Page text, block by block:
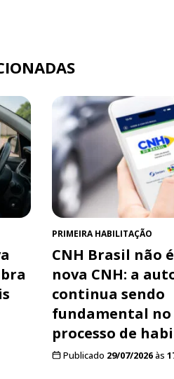
PRIMEIRA HABILITAÇÃO
CNH Brasil não
nova CNH: a
continua sendo
fundamental no
processo de
Publicado 29/07/2026às